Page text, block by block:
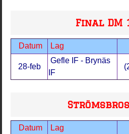
Final DM
Datum Lag
28-feb
Gefle IF - Brynäs
IF
Datum Lag